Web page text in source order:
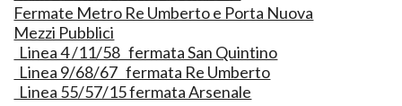
Fermate Metro Re Umberto e Porta Nuova
Mezzi Pubblici
Linea 4 /11/58 fermata San Quintino
Linea 9/68/67 fermata Re Umberto
Linea 55/57/15 fermata Arsenale